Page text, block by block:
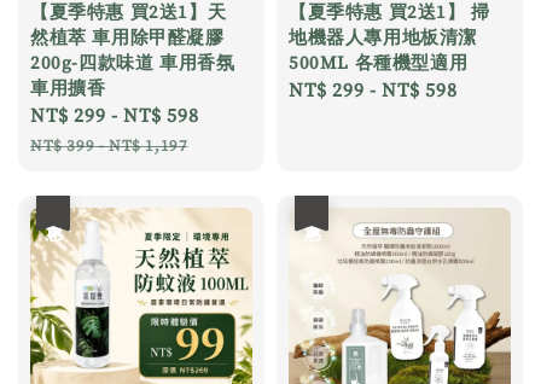
【夏季特惠 買2送1】天
然植萃 車用除甲醛凝膠
200g-四款味道 車用香氛
車用擴香
Sale
price
NT$ 299 -NT$ 598
NT$ 399-NT$ 1,197
【夏季特惠 買2送1】 掃
地機器人專用地板清潔
500ML 各種機型適用
Regular
NT$ 299 -NT$ 598